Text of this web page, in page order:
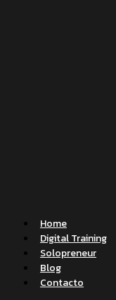
Home
Digital Training
Solopreneur
Blog
Contacto